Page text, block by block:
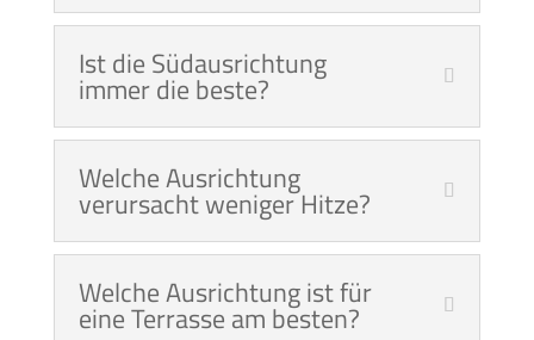
Ist die Südausrichtung
immer die beste?
Welche Ausrichtung
verursacht weniger Hitze?
Welche Ausrichtung ist für
eine Terrasse am besten?